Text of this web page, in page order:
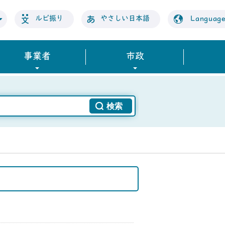
ルビ振り やさしい日本語 Language
事業者 市政